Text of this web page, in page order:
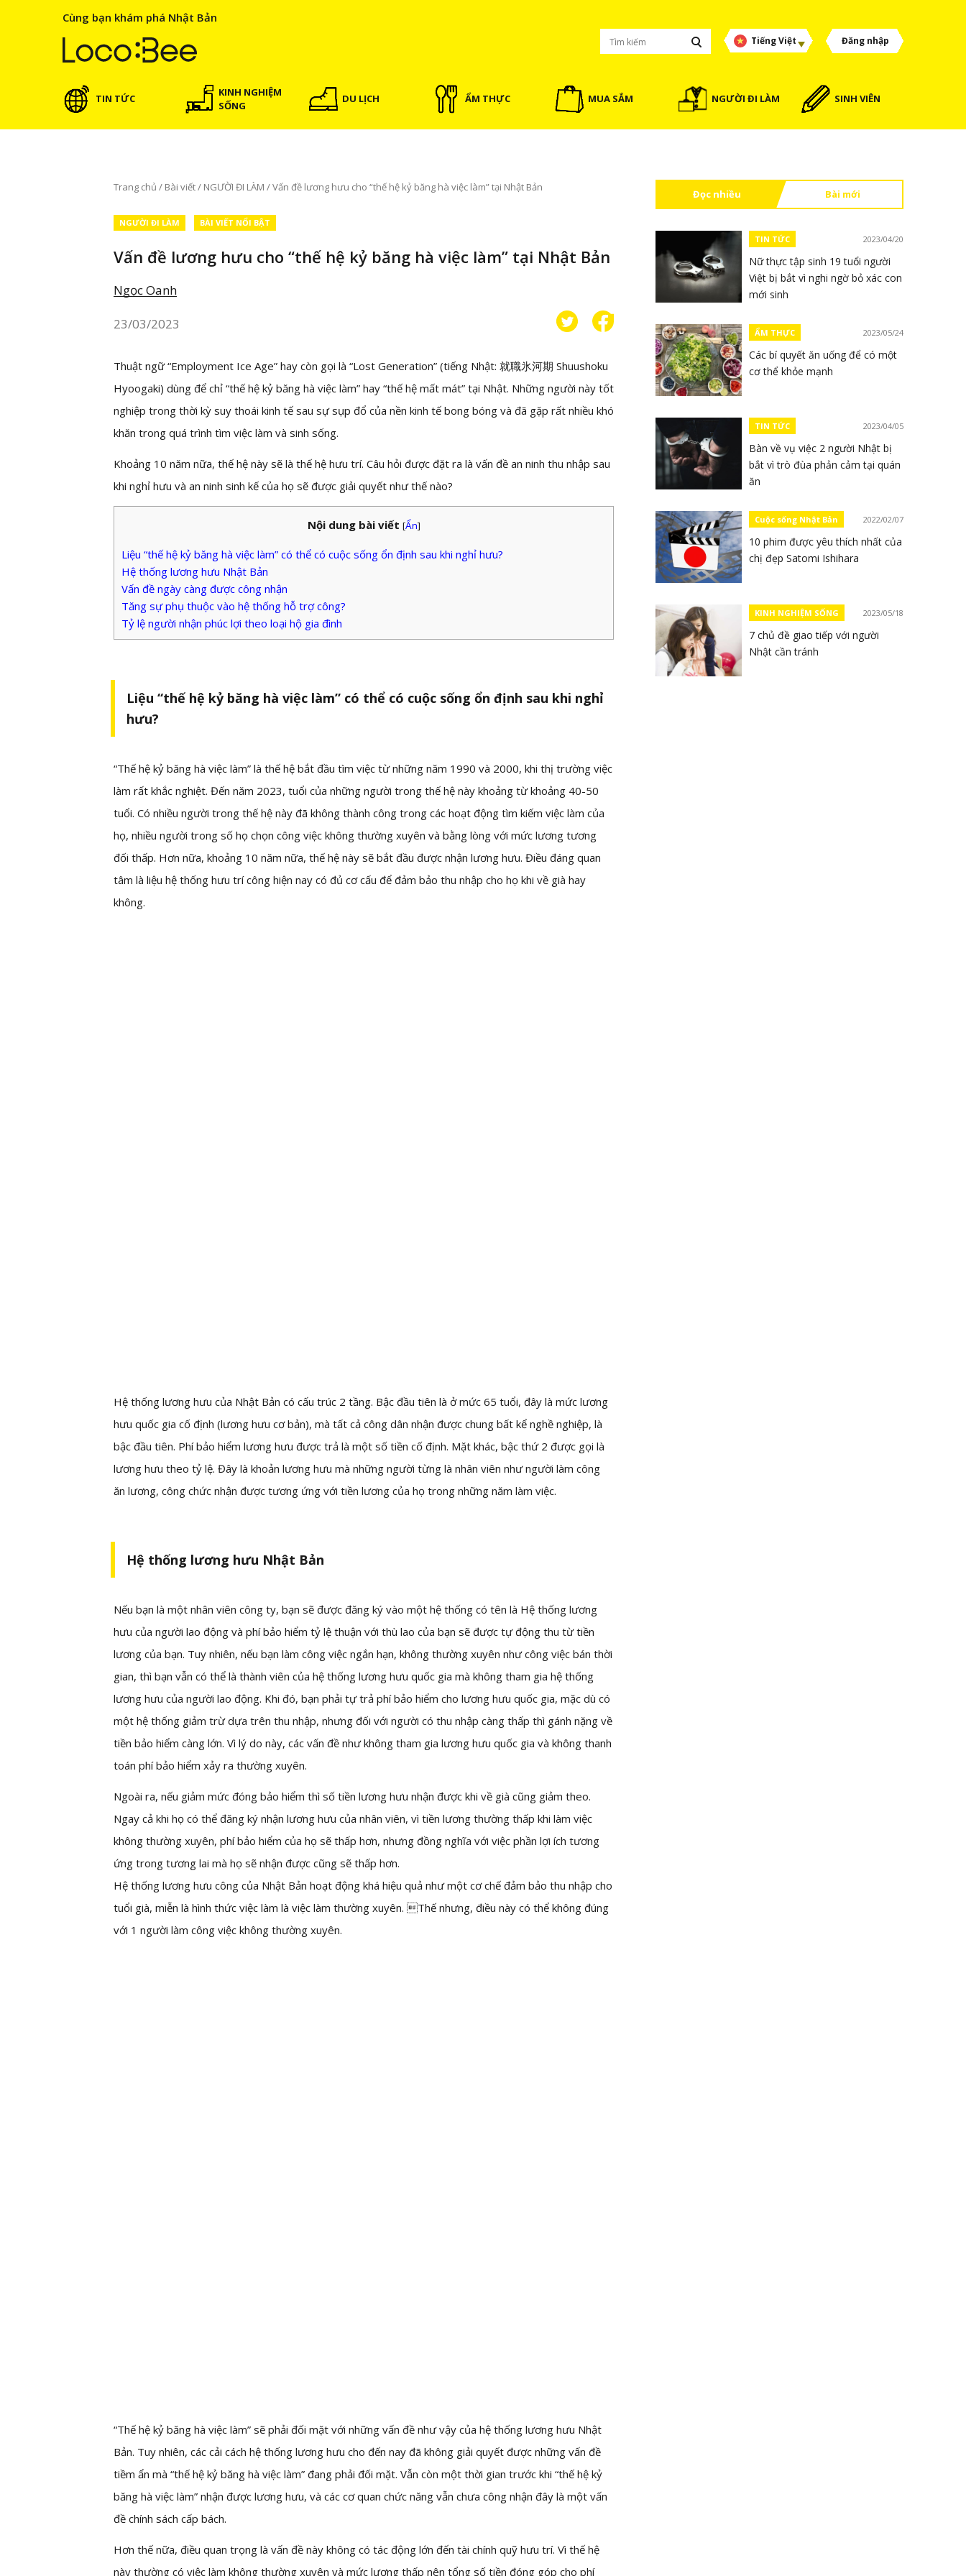
Cùng bạn khám phá Nhật Bản
Tiếng Việt Đăng nhập
TIN TỨC
KINH NGHIỆM
SỐNG
DU LỊCH ẨM THỰC MUA SẮM NGƯỜI ĐI LÀM SINH VIÊN
Trang chủ / Bài viết/ NGƯỜI ĐI LÀM /Vấn đề lương hưu cho “thế hệ kỷ băng hà việc làm” tại Nhật Bản
NGƯỜI ĐI LÀM BÀI VIẾT NỔI BẬT
Vấn đề lương hưu cho “thế hệ kỷ băng hà việc làm” tại Nhật Bản
Ngọc Oanh
23/03/2023
Thuật ngữ “Employment Ice Age” hay còn gọi là “Lost Generation” (tiếng Nhật: 就職氷河期 Shuushoku
Hyoogaki) dùng để chỉ “thế hệ kỷ băng hà việc làm” hay “thế hệ mất mát” tại Nhật. Những người này tốt
nghiệp trong thời kỳ suy thoái kinh tế sau sự sụp đổ của nền kinh tế bong bóng và đã gặp rất nhiều khó
khăn trong quá trình tìm việc làm và sinh sống.
Khoảng 10 năm nữa, thế hệ này sẽ là thế hệ hưu trí. Câu hỏi được đặt ra là vấn đề an ninh thu nhập sau
khi nghỉ hưu và an ninh sinh kế của họ sẽ được giải quyết như thế nào?
Nội dung bài viết [Ẩn]
Liệu “thế hệ kỷ băng hà việc làm” có thể có cuộc sống ổn định sau khi nghỉ hưu?
Hệ thống lương hưu Nhật Bản
Vấn đề ngày càng được công nhận
Tăng sự phụ thuộc vào hệ thống hỗ trợ công?
Tỷ lệ người nhận phúc lợi theo loại hộ gia đình
Liệu “thế hệ kỷ băng hà việc làm” có thể có cuộc sống ổn định sau khi nghỉ
hưu?
“Thế hệ kỷ băng hà việc làm” là thế hệ bắt đầu tìm việc từ những năm 1990 và 2000, khi thị trường việc
làm rất khắc nghiệt. Đến năm 2023, tuổi của những người trong thế hệ này khoảng từ khoảng 40-50
tuổi. Có nhiều người trong thế hệ này đã không thành công trong các hoạt động tìm kiếm việc làm của
họ, nhiều người trong số họ chọn công việc không thường xuyên và bằng lòng với mức lương tương
đối thấp. Hơn nữa, khoảng 10 năm nữa, thế hệ này sẽ bắt đầu được nhận lương hưu. Điều đáng quan
tâm là liệu hệ thống hưu trí công hiện nay có đủ cơ cấu để đảm bảo thu nhập cho họ khi về già hay
không.
Hệ thống lương hưu của Nhật Bản có cấu trúc 2 tầng. Bậc đầu tiên là ở mức 65 tuổi, đây là mức lương
hưu quốc gia cố định (lương hưu cơ bản), mà tất cả công dân nhận được chung bất kể nghề nghiệp, là
bậc đầu tiên. Phí bảo hiểm lương hưu được trả là một số tiền cố định. Mặt khác, bậc thứ 2 được gọi là
lương hưu theo tỷ lệ. Đây là khoản lương hưu mà những người từng là nhân viên như người làm công
ăn lương, công chức nhận được tương ứng với tiền lương của họ trong những năm làm việc.
Hệ thống lương hưu Nhật Bản
Nếu bạn là một nhân viên công ty, bạn sẽ được đăng ký vào một hệ thống có tên là Hệ thống lương
hưu của người lao động và phí bảo hiểm tỷ lệ thuận với thù lao của bạn sẽ được tự động thu từ tiền
lương của bạn. Tuy nhiên, nếu bạn làm công việc ngắn hạn, không thường xuyên như công việc bán thời
gian, thì bạn vẫn có thể là thành viên của hệ thống lương hưu quốc gia mà không tham gia hệ thống
lương hưu của người lao động. Khi đó, bạn phải tự trả phí bảo hiểm cho lương hưu quốc gia, mặc dù có
một hệ thống giảm trừ dựa trên thu nhập, nhưng đối với người có thu nhập càng thấp thì gánh nặng về
tiền bảo hiểm càng lớn. Vì lý do này, các vấn đề như không tham gia lương hưu quốc gia và không thanh
toán phí bảo hiểm xảy ra thường xuyên.
Ngoài ra, nếu giảm mức đóng bảo hiểm thì số tiền lương hưu nhận được khi về già cũng giảm theo.
Ngay cả khi họ có thể đăng ký nhận lương hưu của nhân viên, vì tiền lương thường thấp khi làm việc
không thường xuyên, phí bảo hiểm của họ sẽ thấp hơn, nhưng đồng nghĩa với việc phần lợi ích tương
ứng trong tương lai mà họ sẽ nhận được cũng sẽ thấp hơn.
Hệ thống lương hưu công của Nhật Bản hoạt động khá hiệu quả như một cơ chế đảm bảo thu nhập cho
tuổi già, miễn là hình thức việc làm là việc làm thường xuyên. Thế nhưng, điều này có thể không đúng
với 1 người làm công việc không thường xuyên.
“Thế hệ kỷ băng hà việc làm” sẽ phải đối mặt với những vấn đề như vậy của hệ thống lương hưu Nhật
Bản. Tuy nhiên, các cải cách hệ thống lương hưu cho đến nay đã không giải quyết được những vấn đề
tiềm ẩn mà “thế hệ kỷ băng hà việc làm” đang phải đối mặt. Vẫn còn một thời gian trước khi “thế hệ kỷ
băng hà việc làm” nhận được lương hưu, và các cơ quan chức năng vẫn chưa công nhận đây là một vấn
đề chính sách cấp bách.
Hơn thế nữa, điều quan trọng là vấn đề này không có tác động lớn đến tài chính quỹ hưu trí. Vì thế hệ
này thường có việc làm không thường xuyên và mức lương thấp nên tổng số tiền đóng góp cho phí
Đọc nhiều Bài mới
TIN TỨC 2023/04/20
Nữ thực tập sinh 19 tuổi người
Việt bị bắt vì nghi ngờ bỏ xác con
mới sinh
ẨM THỰC 2023/05/24
Các bí quyết ăn uống để có một
cơ thể khỏe mạnh
TIN TỨC 2023/04/05
Bàn về vụ việc 2 người Nhật bị
bắt vì trò đùa phản cảm tại quán
ăn
Cuộc sống Nhật Bản 2022/02/07
10 phim được yêu thích nhất của
chị đẹp Satomi Ishihara
KINH NGHIỆM SỐNG 2023/05/18
7 chủ đề giao tiếp với người
Nhật cần tránh